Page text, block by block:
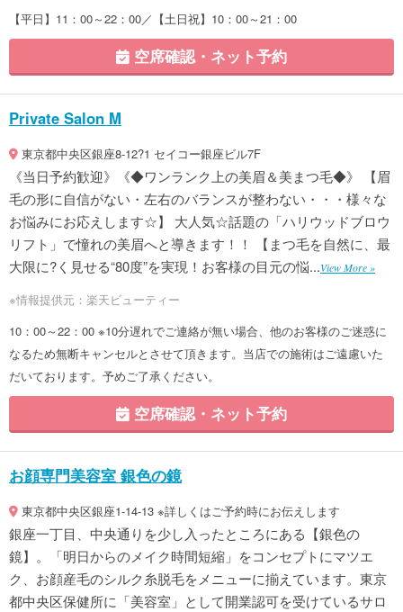
【平日】11：00～22：00／【土日祝】10：00～21：00
空席確認・ネット予約
Private Salon M
東京都中央区銀座8-12?1 セイコー銀座ビル7F
《当日予約歓迎》《◆ワンランク上の美眉＆美まつ毛◆》 【眉
毛の形に自信がない・左右のバランスが整わない・・・様々な
お悩みにお応えします☆】 大人気☆話題の「ハリウッドブロウ
リフト」で憧れの美眉へと導きます！！ 【まつ毛を自然に、最
大限に?く見せる“80度”を実現！お客様の目元の悩...View More »
※情報提供元：楽天ビューティー
10：00～22：00 ※10分遅れでご連絡が無い場合、他のお客様のご迷惑に
なるため無断キャンセルとさせて頂きます。当店での施術はご遠慮いた
だいております。予めご了承ください。
空席確認・ネット予約
お顔専門美容室 銀色の鏡
東京都中央区銀座1-14-13 ※詳しくはご予約時にお伝えします
銀座一丁目、中央通りを少し入ったところにある【銀色の
鏡】。「明日からのメイク時間短縮」をコンセプトにマツエ
ク、お顔産毛のシルク糸脱毛をメニューに揃えています。東京
都中央区保健所に「美容室」として開業認可を受けているサロ